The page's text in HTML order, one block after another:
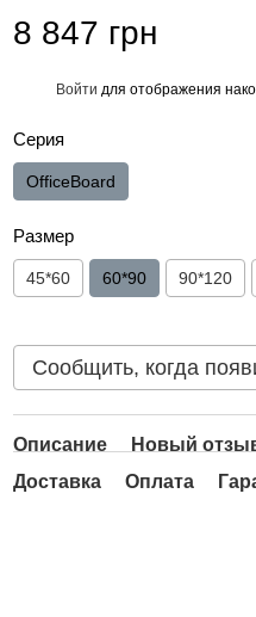
8 847 грн
Войти для отображения
Серия
OfficeBoard
Размер
45*60 60*90 90*120
Сообщить, когда
Описание
Новый
Доставка
Оплата